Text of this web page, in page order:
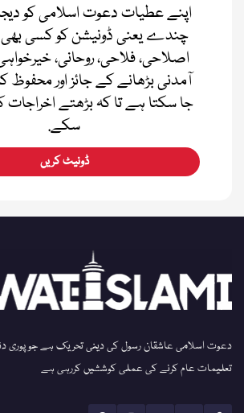
اپنے عطیات دعوت اسلامی کو
چندے یعنی ڈونیشن کو کسی بھی
اصلاحی، فلاحی، روحانی،
آمدنی بڑھانے کے جائز اور محفوظ
جا سکتا ہے تا کہ بڑھتے اخراجات
سکے.
ڈونیٹ کریں
دعوت اسلامی عاشقان رسول کی دینی تحریک ہے جو پوری
تعلیمات عام کرنے کی عملی کوششیں کررہی ہے